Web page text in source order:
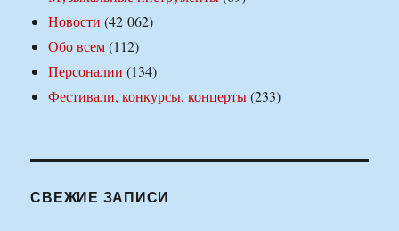
Новости (42 062)
Обо всем(112)
Персоналии (134)
Фестивали, конкурсы, концерты(233)
СВЕЖИЕ ЗАПИСИ